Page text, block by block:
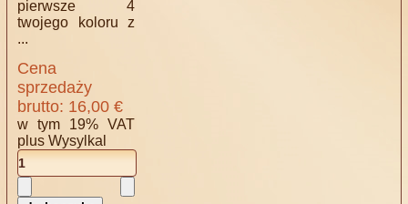
pierwsze 4
twojego koloru z
...
Cena
sprzedaży
brutto: 16,00 €
w tym 19% VAT
plusWysylkal